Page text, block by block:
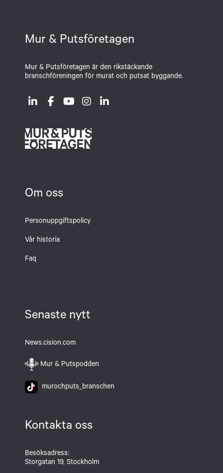
Mur & Putsföretagen
Mur & Putsföretagen är den rikstäckande
branschföreningen för murat och putsat byggande.
Om oss
Personuppgiftspolicy
Vår historia
Faq
Senaste nytt
News.cision.com
Mur & Putspodden
murochputs_branschen
Kontakta oss
Besöksadress:
Storgatan 19, Stockholm